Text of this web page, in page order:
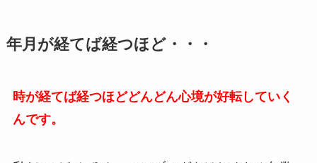
年月が経てば経つほど・・・
時が経てば経つほどどんどん心境が好転していく
んです。